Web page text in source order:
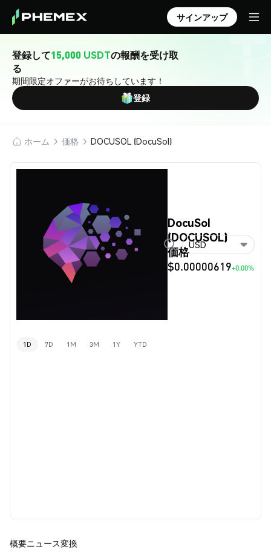
サインアップ
登録して15,000 USDTの報酬を受け取
る
期間限定オファーがお待ちしています！
登録
ホーム 価格 DOCUSOL (DocuSol)
DocuSol
(DOCUSOL)
価格
$0.00000619+0.00%
USD
1D 7D 1M 3M 1Y YTD
概要ニュース変換